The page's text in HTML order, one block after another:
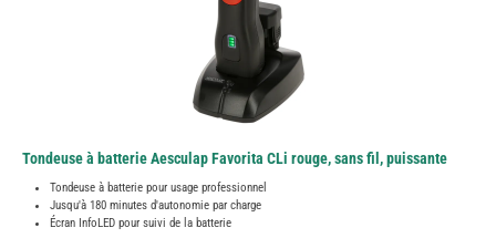
Tondeuse à batterie Aesculap Favorita CLi rouge, sans fil, puissante
Tondeuse à batterie pour usage professionnel
Jusqu'à 180 minutes d'autonomie par charge
Écran InfoLED pour suivi de la batterie